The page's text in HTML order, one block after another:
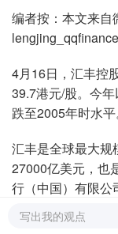
编者按：本文来自
4月16日，汇丰控
39.7港元/股。今
跌至2005年时水平
汇丰是全球最大规
27000亿美元，也
行（中国）有限公
公司汇丰控股曾
季度高分红，被
写出我的观点